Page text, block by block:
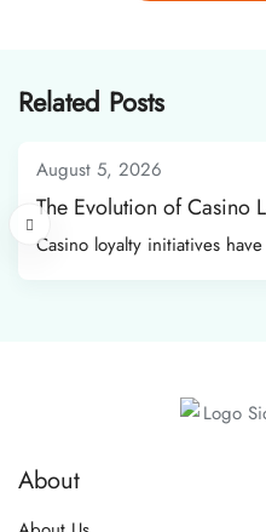
Related Posts
August 5, 2026
The Evolution of Casino
Casino loyalty initiatives
About